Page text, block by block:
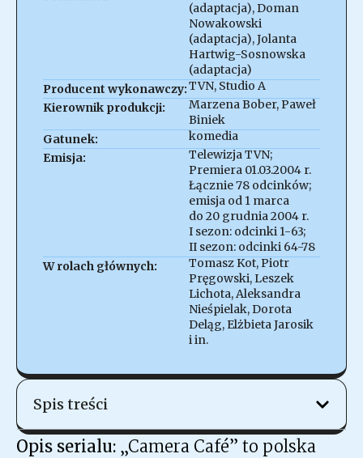
(adaptacja), Doman
Nowakowski
(adaptacja), Jolanta
Hartwig-Sosnowska
(adaptacja)
Producent wykonawczy:TVN, Studio A
Kierownik produkcji:
Marzena Bober, Paweł
Biniek
Gatunek:
komedia
Emisja:
Telewizja TVN;
Premiera 01.03.2004 r.
Łącznie 78 odcinków;
emisja od 1 marca
do 20 grudnia 2004 r.
I sezon: odcinki 1-63;
II sezon: odcinki 64-78
W rolach głównych:
Tomasz Kot, Piotr
Pręgowski, Leszek
Lichota, Aleksandra
Nieśpielak, Dorota
Deląg, Elżbieta Jarosik
i in.
Spis treści
Opis serialu: „Camera Café” to polska